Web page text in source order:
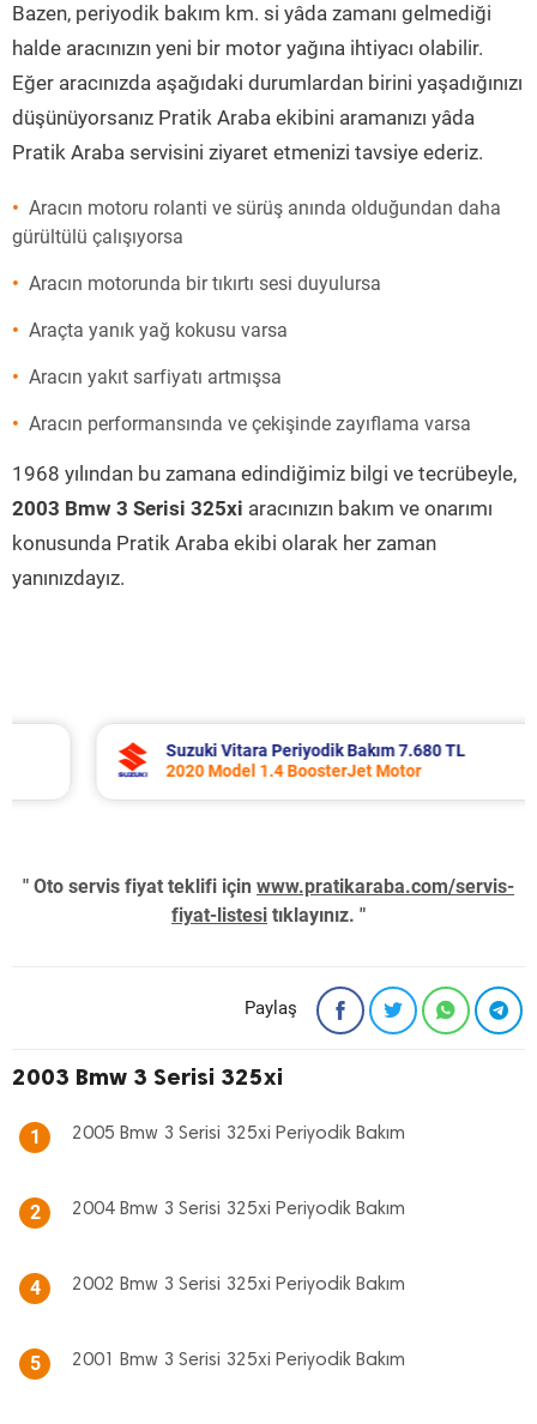
Bazen, periyodik bakım km. si yâda zamanı gelmediği
halde aracınızın yeni bir motor yağına ihtiyacı olabilir.
Eğer aracınızda aşağıdaki durumlardan birini yaşadığınızı
düşünüyorsanız Pratik Araba ekibini aramanızı yâda
Pratik Araba servisini ziyaret etmenizi tavsiye ederiz.
Aracın motoru rolanti ve sürüş anında olduğundan daha
gürültülü çalışıyorsa
Aracın motorunda bir tıkırtı sesi duyulursa
Araçta yanık yağ kokusu varsa
Aracın yakıt sarfiyatı artmışsa
Aracın performansında ve çekişinde zayıflama varsa
1968 yılından bu zamana edindiğimiz bilgi ve tecrübeyle,
2003 Bmw 3 Serisi 325xi aracınızın bakım ve onarımı
konusunda Pratik Araba ekibi olarak her zaman
yanınızdayız.
Suzuki Vitara Periyodik Bakım 7.680 TL
2020 Model 1.4 BoosterJet Motor
" Oto servis fiyat teklifi için www.pratikaraba.com/servis-
fiyat-listesi tıklayınız. "
Paylaş
2003 Bmw 3 Serisi 325xi
1 2005 Bmw 3 Serisi 325xi Periyodik Bakım
2 2004 Bmw 3 Serisi 325xi Periyodik Bakım
4 2002 Bmw 3 Serisi 325xi Periyodik Bakım
5 2001 Bmw 3 Serisi 325xi Periyodik Bakım